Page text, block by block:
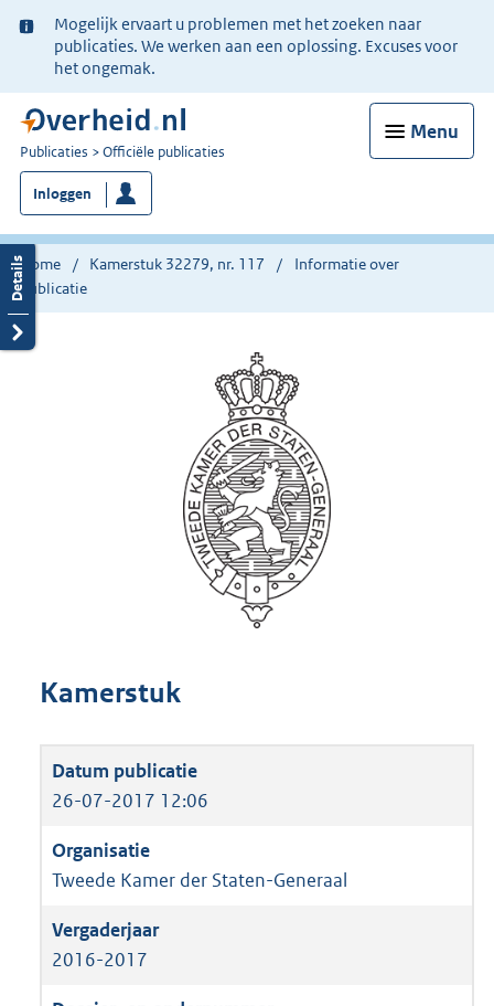
Ter
informatie:
Mogelijk ervaart u problemen met het zoeken naar
publicaties. We werken aan een oplossing. Excuses voor
het ongemak.
Menu
U
bent
nu
hier:
Publicaties Officiële publicaties
Inloggen
Home Kamerstuk 32279, nr. 117
Informatie over
publicatie
Kamerstuk
26-07-2017 12:06
Tweede Kamer der Staten-Generaal
2016-2017